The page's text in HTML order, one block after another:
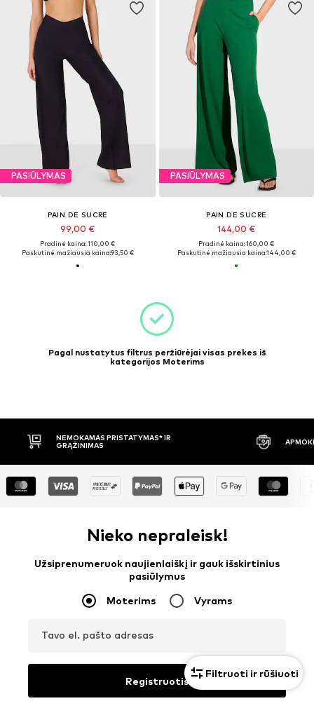
PASIŪLYMAS
PAIN DE SUCRE
99,00 €
Pradinė kaina: 110,00 €
Paskutinė mažiausia kaina:93,50 €
PASIŪLYMAS
PAIN DE SUCRE
144,00 €
Pradinė kaina: 160,00 €
Paskutinė mažiausia kaina:144,00 €
Pagal nustatytus filtrus peržiūrėjai visas prekes iš
kategorijos Moterims
Filtruoti ir rūšiuoti
APMOKĖJIMAS PRISTAČIUS 30 DIENŲ
Nieko nepraleisk!
Užsiprenumeruok naujienlaiškį ir gauk išskirtinius
pasiūlymus
Moterims Vyrams
Tavo el. pašto adresas
Registruotis